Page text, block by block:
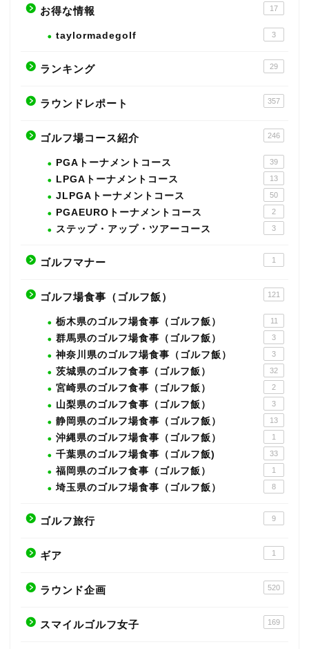
お得な情報 17
taylormadegolf 3
ランキング 29
ラウンドレポート 357
ゴルフ場コース紹介 246
PGAトーナメントコース 39
LPGAトーナメントコース 13
JLPGAトーナメントコース 50
PGAEUROトーナメントコース 2
ステップ・アップ・ツアーコース 3
ゴルフマナー 1
ゴルフ場食事（ゴルフ飯） 121
栃木県のゴルフ場食事（ゴルフ飯） 11
群馬県のゴルフ場食事（ゴルフ飯） 3
神奈川県のゴルフ場食事（ゴルフ飯） 3
茨城県のゴルフ食事（ゴルフ飯） 32
宮崎県のゴルフ食事（ゴルフ飯） 2
山梨県のゴルフ食事（ゴルフ飯） 3
静岡県のゴルフ場食事（ゴルフ飯） 13
沖縄県のゴルフ場食事（ゴルフ飯） 1
千葉県のゴルフ場食事（ゴルフ飯) 33
福岡県のゴルフ食事（ゴルフ飯） 1
埼玉県のゴルフ場食事（ゴルフ飯） 8
ゴルフ旅行 9
ギア 1
ラウンド企画 520
スマイルゴルフ女子 169